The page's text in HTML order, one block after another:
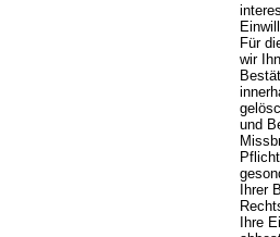
Für
wir
und
Ihrer
Ihre